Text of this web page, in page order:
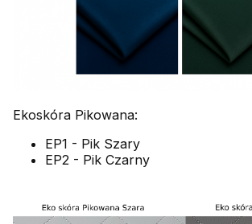
Ekoskóra Pikowana:
EP1 - Pik Szary
EP2 - Pik Czarny